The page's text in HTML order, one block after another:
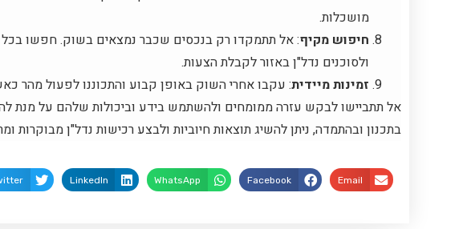
מושכלות.
חיפוש מקיף: אל תתמקדו רק בנכסים שכבר נמצאים בשוק. חפשו
ולסוכנים נדל"ן באזור לקבלת הצעות.
זמינות מיידית: עקבו אחרי השוק באופן קבוע והתכוננו לפעול מהר
אל תתביישו לבקש עזרה ממומחים ולהשתמש בידע וביכולות שלהם על מנת
בתכנון ובהתמדה, ניתן להשיג תוצאות חיוביות ולבצע רכישות נדל"ן מבוקרות
Email
Facebook
WhatsApp
LinkedIn